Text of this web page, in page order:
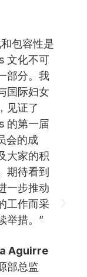
包容性是
文化不可
部分。我
国际妇女
见证了
的第一届
会的成
大家的积
期待看到
一步推动
工作而采
举措。”
Aguirre
部总监